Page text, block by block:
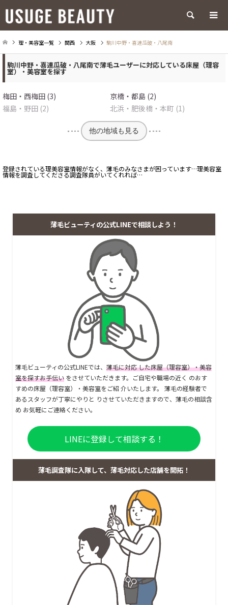
検索
理・美容室一覧 関西 大阪 駒川中野・喜連瓜破・八尾南
駒川中野・喜連瓜破・八尾南で薄毛ユーザーに対応している床屋（理容
室）・美容室を探す
梅田・西梅田 (3)
京橋・都島 (2)
福島・野田 (2)
北浜・肥後橋・本町 (1)
他の地域も見る
登録されている理美容室情報がなく、薄毛のみなさまが困っています…理美容室
情報を調査してくださる調査隊員がいてくれれば…
薄毛ビューティの公式LINEで相談しよう！
薄毛ビューティの公式LINEでは、 薄毛に対応 した床屋（理容室）・美容
室を探すお手伝い をさせていただきます。ご自宅や職場の近く のおす
すめの床屋（理容室）・美容室をご紹 介いたします。 薄毛の経験者で
あるスタッフが丁寧にやりと りさせていただきますので、薄毛の相談含
め お気軽にご連絡ください。
LINEに登録して相談する！
薄毛調査隊に入隊して、薄毛対応した店舗を開拓！